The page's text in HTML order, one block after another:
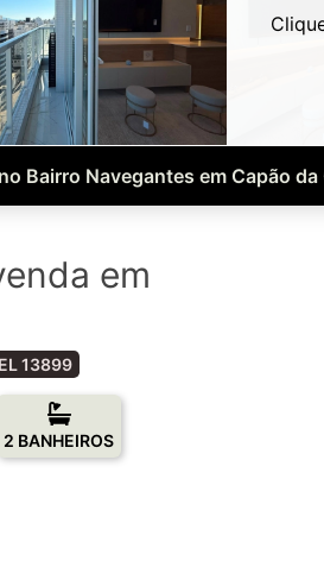
Bairro Navegantes em Capão da
em
13899
2 BANHEIROS